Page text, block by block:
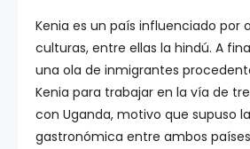
Kenia es un país influenciado por
culturas, entre ellas la hindú. A
una ola de inmigrantes
Kenia para trabajar en la vía de
con Uganda, motivo que supuso
gastronómica entre ambos